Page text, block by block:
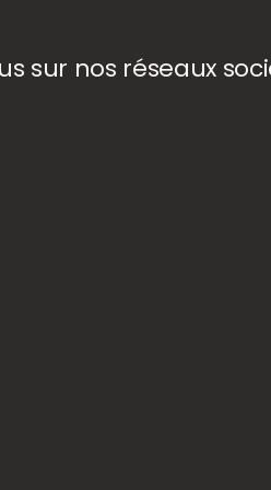
sur nos réseaux